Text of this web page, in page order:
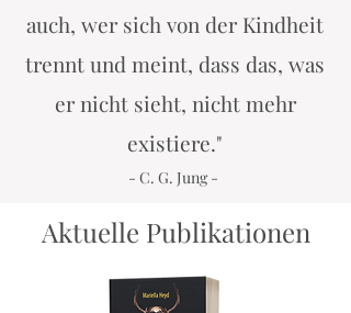
auch, wer sich von der Kindheit
trennt und meint, dass das, was
er nicht sieht, nicht mehr
existiere."
- C. G. Jung -
Aktuelle Publikationen